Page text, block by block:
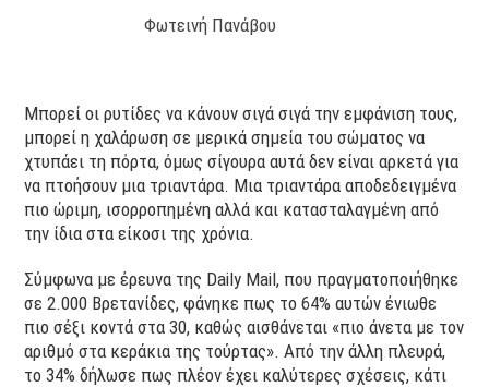
Φωτεινή Πανάβου
Μπορεί οι ρυτίδες να κάνουν σιγά σιγά την εμφάνιση τους,
μπορεί η χαλάρωση σε μερικά σημεία του σώματος να
χτυπάει τη πόρτα, όμως σίγουρα αυτά δεν είναι αρκετά για
να πτοήσουν μια τριαντάρα. Μια τριαντάρα αποδεδειγμένα
πιο ώριμη, ισορροπημένη αλλά και κατασταλαγμένη από
την ίδια στα είκοσι της χρόνια.
Σύμφωνα με έρευνα της Daily Mail, που πραγματοποιήθηκε
σε 2.000 Βρετανίδες, φάνηκε πως το 64% αυτών ένιωθε
πιο σέξι κοντά στα 30, καθώς αισθάνεται «πιο άνετα με τον
αριθμό στα κεράκια της τούρτας». Από την άλλη πλευρά,
το 34% δήλωσε πως πλέον έχει καλύτερες σχέσεις, κάτι